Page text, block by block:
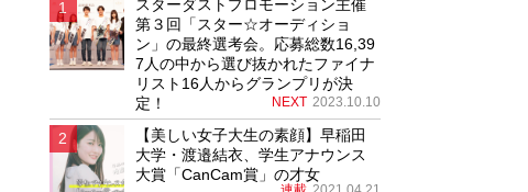
スターダストプロモーション主催
第３回「スター☆オーディショ
ン」の最終選考会。応募総数16,39
7人の中から選び抜かれたファイナ
リスト16人からグランプリが決
定！
NEXT 2023.10.10
【美しい女子大生の素顔】早稲田
大学・渡邉結衣、学生アナウンス
大賞「CanCam賞」の才女